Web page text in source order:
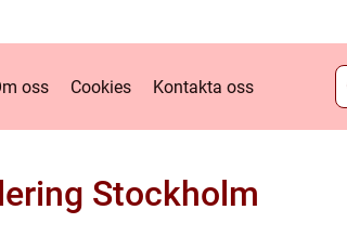
oss Cookies Kontakta oss
Stockholm